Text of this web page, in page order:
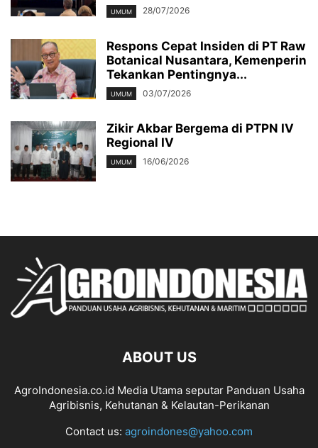
UMUM 28/07/2026
Respons Cepat Insiden di PT Raw
Botanical Nusantara, Kemenperin
Tekankan Pentingnya...
UMUM 03/07/2026
Zikir Akbar Bergema di PTPN IV
Regional IV
UMUM 16/06/2026
ABOUT US
AgroIndonesia.co.id Media Utama seputar Panduan Usaha
Agribisnis, Kehutanan & Kelautan-Perikanan
Contact us: agroindones@yahoo.com